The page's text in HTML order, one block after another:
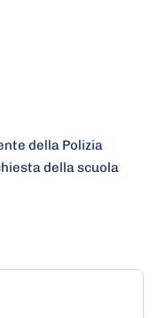
della Polizia
della scuola